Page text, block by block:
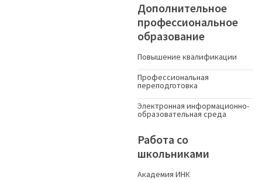
Дополнительное
профессиональное
образование
Повышение квалификации
Профессиональная
переподготовка
Электронная информационно-
образовательная среда
Работа со
школьниками
Академия ИНК